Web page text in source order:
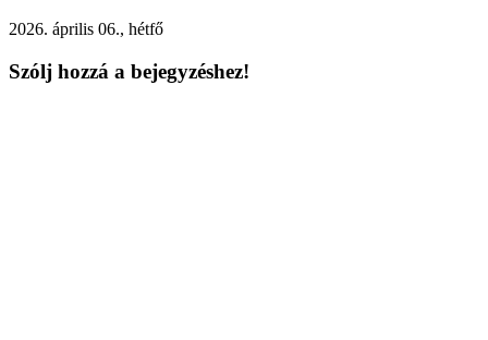
2026. április 06., hétfő
Szólj hozzá a bejegyzéshez!